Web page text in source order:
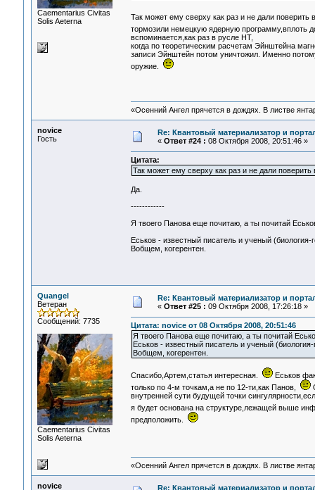
Сaementarius Civitas
Solis Aeterna
Так может ему сверху как раз и не дали
тормозили немецкую ядерную программу,вплоть
вспоминается,как раз в русле НТ,
когда по теоретическим расчетам Эйнштейна
записи Эйнштейн потом уничтожил. Именно
оружие.
«Осенний Ангел прячется в дождях. В листве
novice
Гость
Re: Квантовый материализатор и
« Ответ #24 : 08 Октября 2008, 20:51:46 »
Цитата:
Так может ему сверху как раз и не дали
Да.
------------
Я твоего Панова еще почитаю, а ты почитай
Еськов - известный писатель и ученый
Вобщем, когерентен.
Quangel
Ветеран
Сообщений: 7735
Сaementarius Civitas
Solis Aeterna
Re: Квантовый материализатор и
« Ответ #25 : 09 Октября 2008, 17:26:18 »
Цитата: novice от 08 Октября 2008, 20:51:46
Я твоего Панова еще почитаю, а ты почитай
Еськов - известный писатель и ученый
Вобщем, когерентен.
Спасибо,Артем,статья интересная.
Еськов
только по 4-м точкам,а не по 12-ти,как Панов,
внутренней сути будущей точки
я будет основана на структуре,лежащей выше
предположить.
«Осенний Ангел прячется в дождях. В листве
novice Re: Квантовый материализатор и